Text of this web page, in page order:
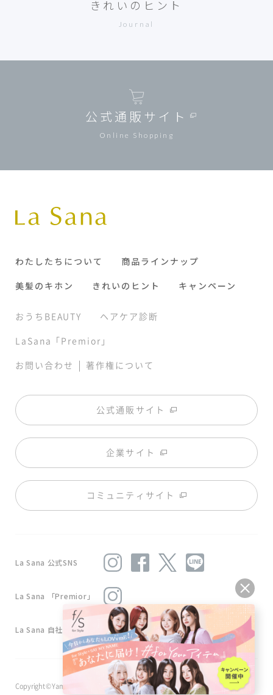
きれいのヒント
Journal
公式通販サイト
Online Shopping
わたしたちについて
商品ラインナップ
美髪のキホン
きれいのヒント キャンペーン
おうちBEAUTY
ヘアケア診断
LaSana「Premior」
お問い合わせ | 著作権について
公式通販サイト
企業サイト
コミュニティサイト
La Sana 公式SNS
La Sana 「Premior」
La Sana 自社工場
Copyright © Yamasaki Co.,Ltd . All Rights Reserved.